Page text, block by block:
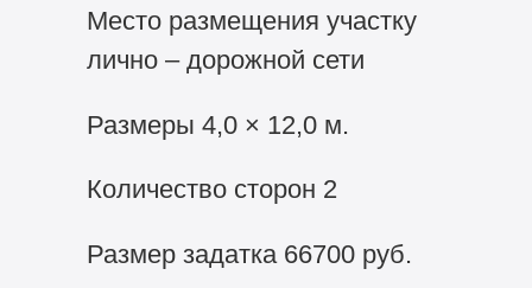
Место размещения участку
лично – дорожной сети
Размеры 4,0 × 12,0 м.
Количество сторон 2
Размер задатка 66700 руб.